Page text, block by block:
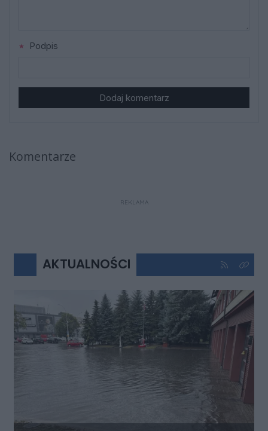
Podpis
Dodaj komentarz
Komentarze
REKLAMA
AKTUALNOŚCI Kliknij aby
Kliknij